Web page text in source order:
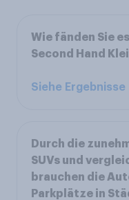
Wie fänden Sie
Second Hand
Siehe Ergebnisse
Durch die
SUVs und
brauchen die
Parkplätze in